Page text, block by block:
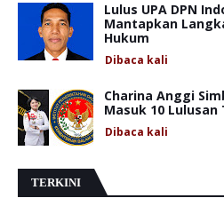
Lulus UPA DPN
Mantapkan
Hukum
Dibaca kali
Charina Anggi
Masuk 10 Lulusan
Dibaca kali
TERKINI